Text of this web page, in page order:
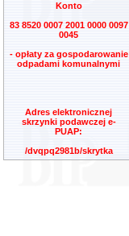
Konto
83 8520 0007 2001 0000 0097
0045
- opłaty za gospodarowanie
odpadami komunalnymi
Adres elektronicznej
skrzynki podawczej e-
PUAP:
/dvqpq2981b/skrytka